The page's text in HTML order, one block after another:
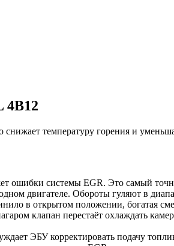
4B12
температуру горения и
ошибки системы EGR. Это самый
двигателе. Обороты гуляют в
в открытом положении, богатая
клапан перестаёт охлаждать
ЭБУ корректировать подачу